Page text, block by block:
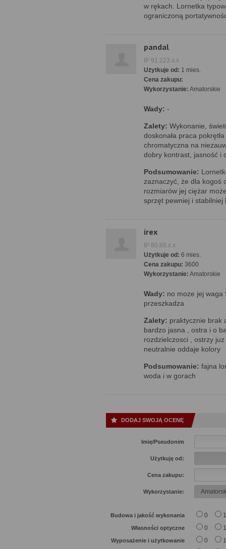
w rękach. Lornetka
ograniczoną
pandal
IP 91.223.x.x
Użytkuje od: 1 mies.
Cena zakupu:
Wykorzystanie: Amatorskie
Wady: -
Zalety: Wykonanie,
doskonała praca
chromatyczna na
dobry kontrast, jasność i
Podsumowanie:
zaznaczyć, że dla kogoś
rozmiarów jej ciężar
sprzęt pewniej i stabilniej
irex
IP 80.60.x.x
Użytkuje od: 6 mies.
Cena zakupu: 3600
Wykorzystanie: Amatorskie
Wady: no moze jej waga
przeszkadza
Zalety: praktycznie brak
bardzo jasna , ostra i o
rozdzielczosci , ostrzy
neutralnie oddaje kolory
Podsumowanie: fajna
woda i w gorach
DODAJ SWOJĄ OCENĘ
Imię/Pseudonim
Użytkuję od:
Cena zakupu:
Wykorzystanie:
Budowa i jakość wykonania 0 1
Własności optyczne 0 1
Wyposażenie i użytkowanie 0 1